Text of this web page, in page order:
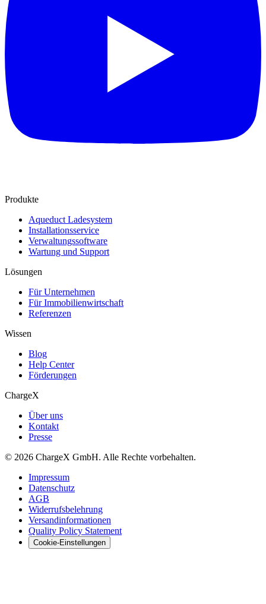
Produkte
Aqueduct Ladesystem
Installationsservice
Verwaltungssoftware
Wartung und Support
Lösungen
Für Unternehmen
Für Immobilienwirtschaft
Referenzen
Wissen
Blog
Help Center
Förderungen
ChargeX
Über uns
Kontakt
Presse
© 2026 ChargeX GmbH. Alle Rechte vorbehalten.
Impressum
Datenschutz
AGB
Widerrufsbelehrung
Versandinformationen
Quality Policy Statement
Cookie-Einstellungen